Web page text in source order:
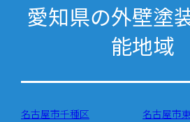
愛知県の外壁塗
能地域
名古屋市千種区
名古屋市